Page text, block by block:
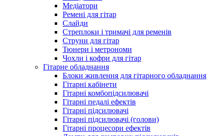
Медіатори
Ремені для гітар
Слайди
Стреплоки і тримачі для ременів
Струни для гітар
Тюнери і метрономи
Чохли і кофри для гітар
Гітарне обладнання
Блоки живлення для гітарного обладнання
Гітарні кабінети
Гітарні комбопідсилювачі
Гітарні педалі ефектів
Гітарні підсилювачі
Гітарні підсилювачі (голови)
Гітарні процесори ефектів